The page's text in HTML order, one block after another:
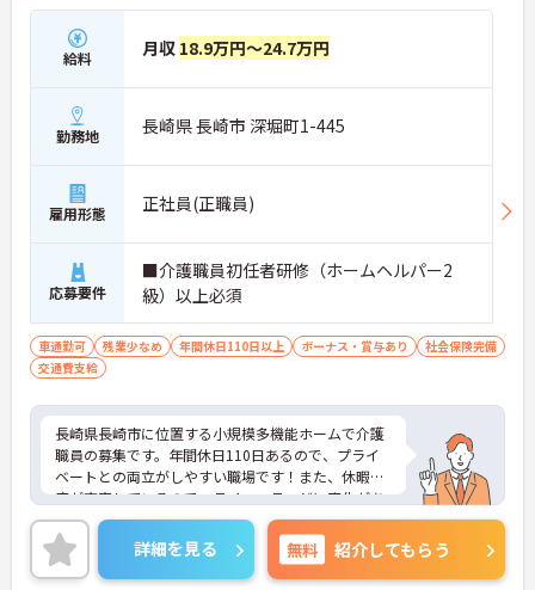
給料 月収 18.9万円～24.7万円
勤務地 長崎県 長崎市 深堀町1-445
雇用形態 正社員(正職員)
応募要件
■介護職員初任者研修（ホームヘルパー2
級）以上必須
車通勤可 残業少なめ 年間休日110日以上 ボーナス・賞与あり
社会保険完備
交通費支給
長崎県長崎市に位置する小規模多機能ホームで介護
職員の募集です。年間休日110日あるので、プライ
ベートとの両立がしやすい職場です！また、休暇制
度が充実しているので、ライフステージに変化があ
った際も安心です♪ご興味のある方はご面接のポイ
ントお伝えしますのでご気軽にお問い合わせくださ
い。
詳細を見る 無料 紹介してもらう